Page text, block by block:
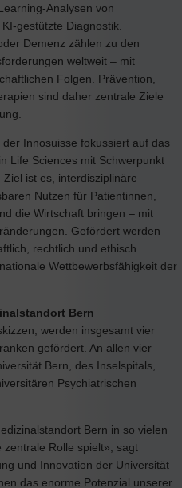
Analysen von
gestützte Diagnostik.
Demenz zählen zu den
weltweit – mit
Folgen. Prävention,
sind daher zentrale Ziele
Innosuisse fokussiert auf das
Life Sciences mit Schwerpunkt
ist es, interdisziplinäre
Nutzen für Patientinnen,
die Wirtschaft bringen – mit
Gefördert werden
rechtlich und ethisch
Wettbewerbsfähigkeit der
Bern
werden insgesamt vier
gefördert. An allen vier
Bern, des Inselspitals,
Psychiatrischen
Bern in so vielen
zentrale Rolle spielt», sagt
und Innovation der Universität
das enorme Potenzial unserer